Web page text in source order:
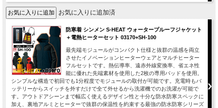
お気に入りに追加済
防寒着 シンメン S-HEAT ウォータープルーフジャケット
＋電熱ヒーターセット 03170+SH-100
最先端モジュールがコンパクト仕様と抜群の温感を両立
させたイノベーションヒーターウェアとマルチヒーター
フルセットです。熱伝導率、遠赤外線変換率、省エネ性
能に優れた先端素材を使用した2枚の専用パッドを使用。
シンプルな構造で初回でも1分程度でモジュールの取付が可能です。充電時もバ
ッテリーからスイッチを外すだけで全て外せるから洗濯機でのお洗濯が可能で
す。アウトドアシーンまで幅広く使えるデザイン性と十分な防水防寒スペックに
加え、裏地アルミとヒーターで抜群の保温性を約束する最強の防水防寒シリーズ